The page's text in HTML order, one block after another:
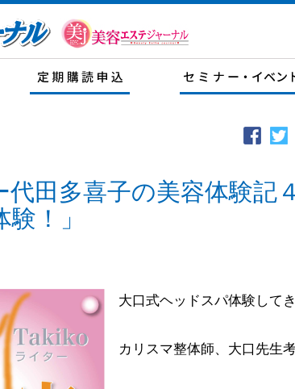
代田多喜子の美容体験記
！」
大口式ヘッドスパ体験して
カリスマ整体師、大口先生